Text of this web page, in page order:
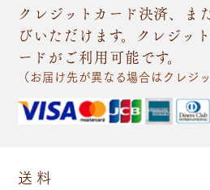
クレジットカード決済、ま
びいただけます。クレジッ
ードがご利用可能です。
（お届け先が異なる場合はクレジ
送 料